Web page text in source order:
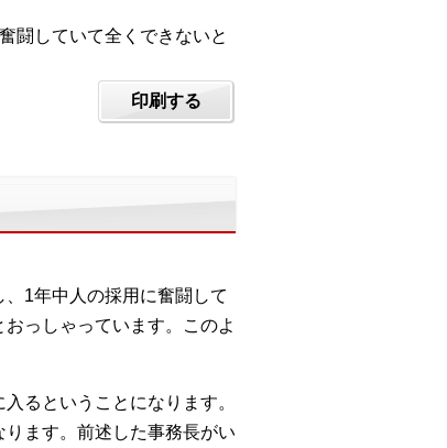
闘していて全くできないと
印刷する
1年中人の採用に奮闘して
っしゃっています。このよ
るということになります。
ます。前述した事務長がい